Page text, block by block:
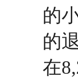
的
的
在